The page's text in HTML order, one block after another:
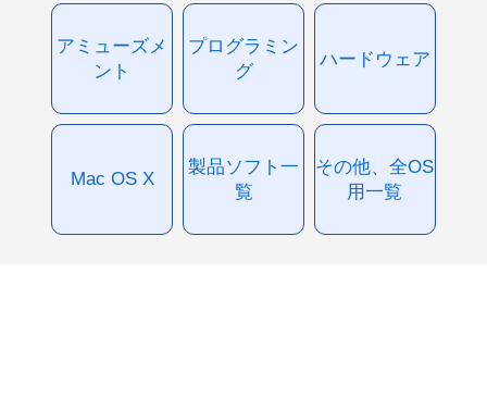
アミューズメ
ント
プログラミン
グ
ハードウェア
Mac OS X
製品ソフト一
覧
その他、全OS
用一覧